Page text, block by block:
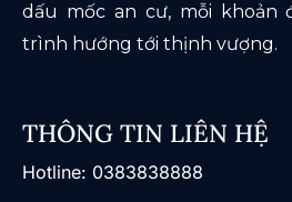
dấu mốc an cư, mỗi khoản
trình hướng tới thịnh vượng.
THÔNG TIN LIÊN HỆ
​Hotline: 0383838888